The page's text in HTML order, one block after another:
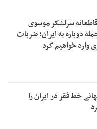
سرلشکر موسوی
دوباره به ایران؛ ضربات
وارد خواهیم کرد
خط فقر در ایران را